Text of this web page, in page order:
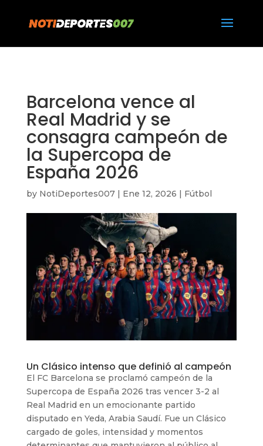
Barcelona vence al
Real Madrid y se
consagra campeón de
la Supercopa de
España 2026
by NotiDeportes007| Ene 12, 2026 | Fútbol
Un Clásico intenso que definió al campeón
El FC Barcelona se proclamó campeón de la
Supercopa de España 2026 tras vencer 3-2 al
Real Madrid en un emocionante partido
disputado en Yeda, Arabia Saudí. Fue un Clásico
cargado de goles, intensidad y momentos